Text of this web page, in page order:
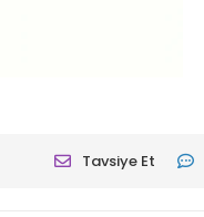
Tavsiye Et